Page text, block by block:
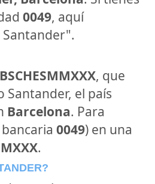
0049, aquí
BSCHESMMXXX, que
el país
Barcelona. Para
0049) en una
.